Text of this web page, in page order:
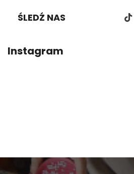
ŚLEDŹ NAS
Instagram